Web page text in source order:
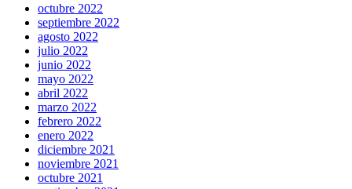
octubre 2022
septiembre 2022
agosto 2022
julio 2022
junio 2022
mayo 2022
abril 2022
marzo 2022
febrero 2022
enero 2022
diciembre 2021
noviembre 2021
octubre 2021